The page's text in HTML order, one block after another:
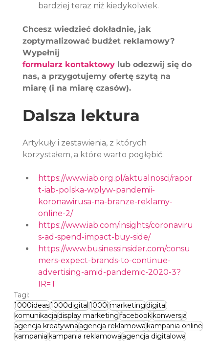
bardziej teraz niż kiedykolwiek.
Chcesz wiedzieć dokładnie, jak
zoptymalizować budżet reklamowy?
Wypełnij
formularz kontaktowy lub odezwij się do
nas, a przygotujemy ofertę szytą na
miarę (i na miarę czasów).
Dalsza lektura
Artykuły i zestawienia, z których
korzystałem, a które warto pogłębić:
https://www.iab.org.pl/aktualnosci/rapor
t-iab-polska-wplyw-pandemii-
koronawirusa-na-branze-reklamy-
online-2/
https://www.iab.com/insights/coronaviru
s-ad-spend-impact-buy-side/
https://www.businessinsider.com/consu
mers-expect-brands-to-continue-
advertising-amid-pandemic-2020-3?
IR=T
Tagi:
1000ideas1000digital1000imarketingdigital
komunikacjadisplay marketingfacebookkonwersja
agencja kreatywnaagencja reklamowakampania online
kampaniakampania reklamowaagencja digitalowa